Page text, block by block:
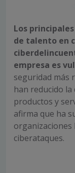
Los
de talento en
empresa es
seguridad más
han reducido la
productos y
afirma que ha
organizaciones
ciberataques.